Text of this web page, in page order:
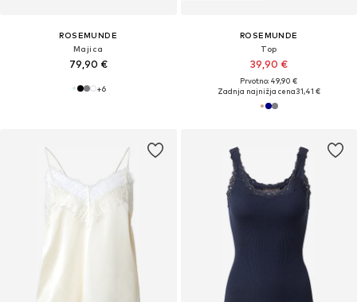
ROSEMUNDE
Majica
79,90 €
+6
ROSEMUNDE
Top
39,90 €
Prvotno: 49,90 €
Zadnja najnižja cena31,41 €